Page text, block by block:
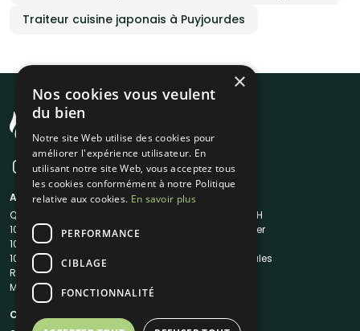
Traiteur cuisine japonais à Puyjourdes
A propos
Qui sommes-nous ?
1001Salles
1001Salles PRO
1001DJ
Reserverunbar
MP2
Liens utiles
Traiteur en 48H
Nous contacter
Mentions légales
Contacts
×
Nos cookies vous veulent
du bien
Notre site Web utilise des cookies pour
améliorer l'expérience utilisateur. En
utilisant notre site Web, vous acceptez tous
les cookies conformément à notre Politique
relative aux cookies. En savoir plus
PERFORMANCE
CIBLAGE
FONCTIONNALITÉ